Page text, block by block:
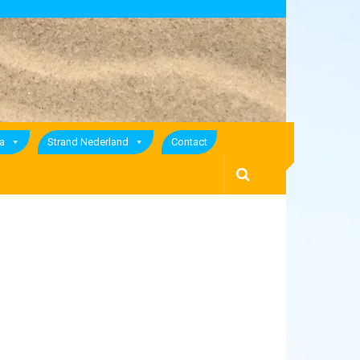
Strand Nederland Contact